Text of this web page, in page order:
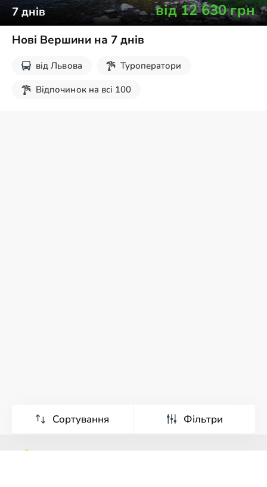
Сортування
7днів від12 630грн
Нові Вершини на 7 днів
від Львова
Туроператори
Відпочинок на всі 100
Фільтри